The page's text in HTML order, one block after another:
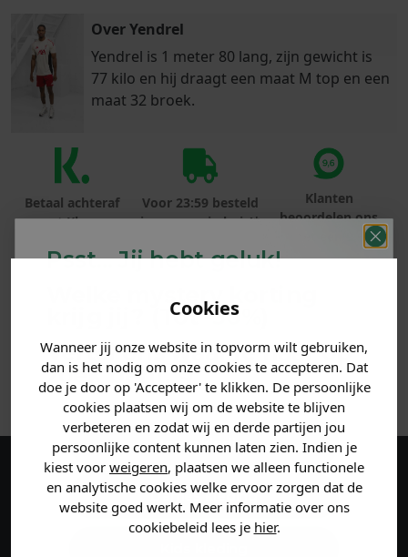
Cookies
Wanneer jij onze website in topvorm wilt gebruiken,
dan is het nodig om onze cookies te accepteren. Dat
doe je door op 'Accepteer' te klikken. De persoonlijke
cookies plaatsen wij om de website te blijven
verbeteren en zodat wij en derde partijen jou
persoonlijke content kunnen laten zien. Indien je
kiest voor weigeren, plaatsen we alleen functionele
en analytische cookies welke ervoor zorgen dat de
website goed werkt. Meer informatie over ons
cookiebeleid lees je hier.
Over Yendrel
Yendrel is 1 meter 80 lang, zijn gewicht is
77 kilo en hij draagt een maat M top en een
maat 32 broek.
Betaal achteraf
met Klarna
Voor 23:59 besteld
is morgen in huis!*
Klanten
beoordelen ons
met een 9,6!
ANDERE BESTELDEN OOK
Maak een account aan en ontvang 5%
korting op je eerste bestelling!
Psst... Jij hebt geluk!
Welke mystery
krijg jij? (Tot-30%
Vertel ons waar je naar op
zoek bent. 👇
Heren kleding
Dames kleding